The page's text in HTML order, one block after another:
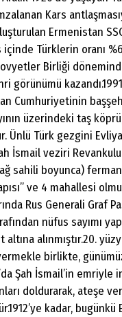
Kars
Ermenistan
içinde Türklerin oranı
Birliği
görünümü
Cumhuriyetinin
üzerindeki taş
Ünlü Türk gezgini
İsmail veziri
sahili boyunca) ferman
ve 4 mahallesi
Rus Generali Graf
nüfus sayımı
altına alınmıştır.20.
birlikte,
Şah İsmail’in
doldurarak, ateşe
kadar,